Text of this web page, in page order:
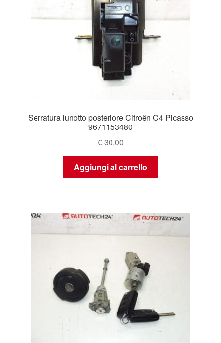
Serratura lunotto posteriore Citroën C4 Picasso
9671153480
€30.00
Aggiungi al carrello